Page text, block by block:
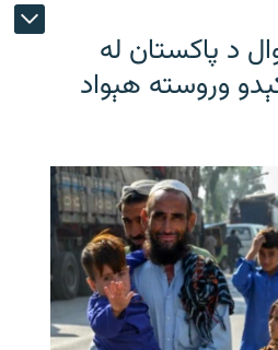
د پاکستان له
وروسته هېواد